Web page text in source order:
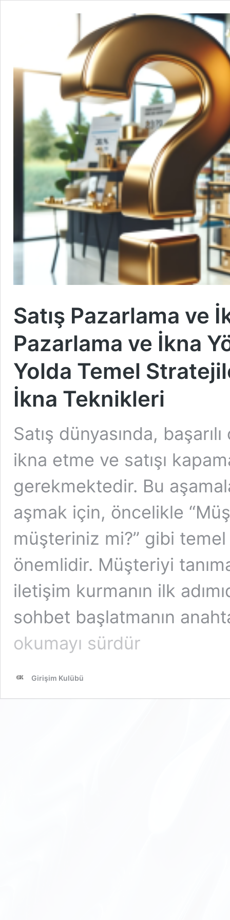
Satış Pazarlama ve
Pazarlama ve İkna
Yolda Temel
İkna Teknikleri
Satış dünyasında,
ikna etme ve satışı
gerekmektedir. Bu
aşmak için, öncelikle
müşteriniz mi?” gibi
önemlidir. Müşteriyi
iletişim kurmanın ilk
sohbet başlatmanın
okumayı sürdür
Girişim Kulübü